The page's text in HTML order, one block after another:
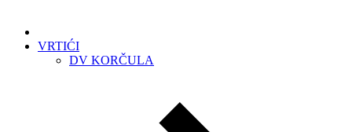
VRTIĆI
DV KORČULA